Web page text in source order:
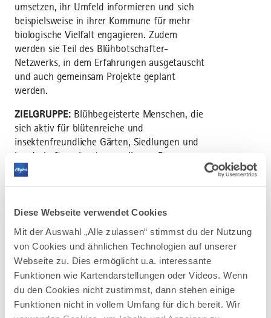
Diese Webseite verwendet Cookies
Mit der Auswahl „Alle zulassen“ stimmst du der Nutzung
von Cookies und ähnlichen Technologien auf unserer
Webseite zu. Dies ermöglicht u.a. interessante
Funktionen wie Kartendarstellungen oder Videos. Wenn
du den Cookies nicht zustimmst, dann stehen einige
Funktionen nicht in vollem Umfang für dich bereit. Wir
umsetzen, ihr Umfeld informieren und sich
beispielsweise in ihrer Kommune für mehr
biologische Vielfalt engagieren. Zudem
werden sie Teil des Blühbotschafter-
Netzwerks, in dem Erfahrungen ausgetauscht
und auch gemeinsam Projekte geplant
werden.
ZIELGRUPPE: Blühbegeisterte Menschen, die
sich aktiv für blütenreiche und
insektenfreundliche Gärten, Siedlungen und
Landschaften einsetzen wollen, z. B.
Gartenliebhaber, Naturschützer, Imker,
Landwirte, Hausmeister, Kommunale
Architekten, Pädagogen und alle sonstigen
„Mächler“ und Interessierte.
TERMINE UND ORTE 2026:
Sa, 25.04., Biberhof, Sonthofen
Einführung, Tätigkeit als Blühbotschafter,
Rundumblick Kulturlandschaft, ökologische
Bedeutung und Zusammenhänge,